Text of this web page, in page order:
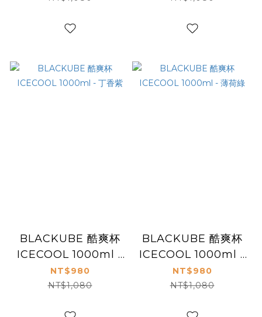
BLACKUBE 酷爽杯
ICECOOL 1000ml -
丁香紫
NT$980
NT$1,080
BLACKUBE 酷爽杯
ICECOOL 1000ml -
薄荷綠
NT$980
NT$1,080